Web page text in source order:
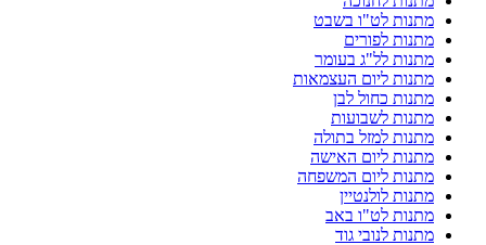
מתנות לט"ו בשבט
מתנות לפורים
מתנות לל"ג בעומר
מתנות ליום העצמאות
מתנות כחול לבן
מתנות לשבועות
מתנות למזל בתולה
מתנות ליום האישה
מתנות ליום המשפחה
מתנות לולנטיין
מתנות לט"ו באב
מתנות לנובי גוד